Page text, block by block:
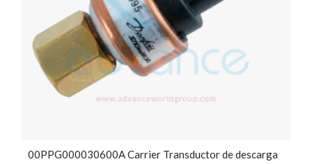
00PPG000030600A Carrier Transductor de descarga